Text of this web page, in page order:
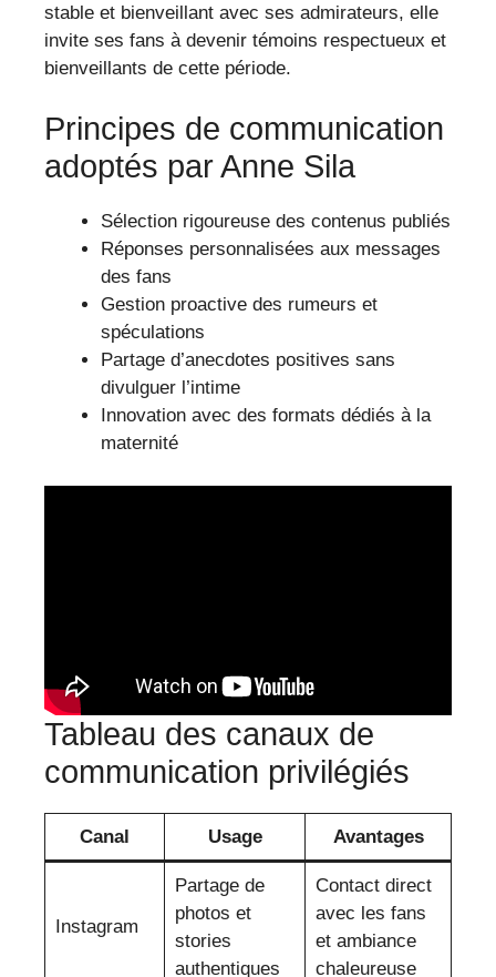
stable et bienveillant avec ses admirateurs, elle
invite ses fans à devenir témoins respectueux et
bienveillants de cette période.
Principes de communication
adoptés par Anne Sila
Sélection rigoureuse des contenus publiés
Réponses personnalisées aux messages
des fans
Gestion proactive des rumeurs et
spéculations
Partage d’anecdotes positives sans
divulguer l’intime
Innovation avec des formats dédiés à la
maternité
Tableau des canaux de
communication privilégiés
Canal Usage Avantages
Instagram
Partage de
photos et
stories
authentiques
Contact direct
avec les fans
et ambiance
chaleureuse